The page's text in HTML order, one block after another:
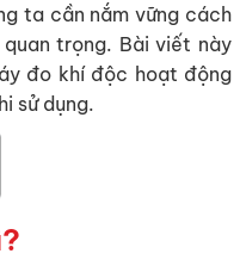
ta cần nắm vững cách
trọng. Bài viết này
đo khí độc hoạt động
sử dụng.